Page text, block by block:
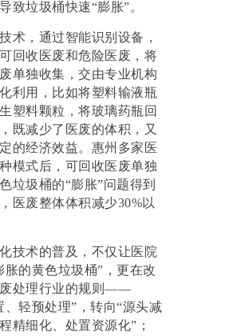
致垃圾桶快速“膨胀”。
术，通过智能识别设备，
回收医废和危险医废，将
单独收集，交由专业机构
利用，比如将塑料输液瓶
塑料颗粒，将玻璃药瓶回
既减少了医废的体积，又
的经济效益。惠州多家医
模式后，可回收医废单独
垃圾桶的“膨胀”问题得到
医废整体体积减少30%以
技术的普及，不仅让医院
胀的黄色垃圾桶”，更在改
处理行业的规则——
、轻预处理”，转向“源头减
精细化、处置资源化”；